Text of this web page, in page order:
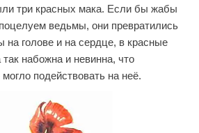
три красных мака. Если бы жабы
ведьмы, они превратились
голове и на сердце, в красные
набожна и невинна, что
подействовать на неё.